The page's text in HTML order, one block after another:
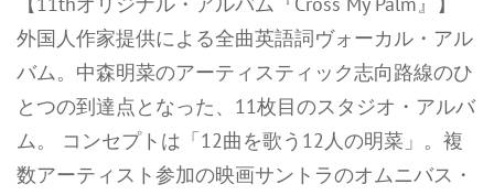
外国人作家提供による全曲英語詞ヴォーカル・アル
バム。中森明菜のアーティスティック志向路線のひ
とつの到達点となった、11枚目のスタジオ・アルバ
ム。 コンセプトは「12曲を歌う12人の明菜」。複
数アーティスト参加の映画サントラのオムニバス・